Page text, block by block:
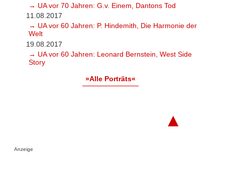
→ UA vor 70 Jahren: G.v. Einem, Dantons Tod
11.08.2017
→ UA vor 60 Jahren: P. Hindemith, Die Harmonie der
Welt
19.08.2017
→ UA vor 60 Jahren: Leonard Bernstein, West Side
Story
»Alle Porträts«
▲
Anzeige